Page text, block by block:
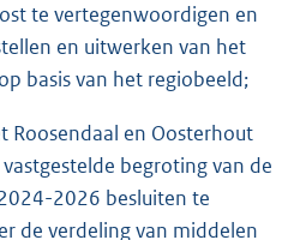
te vertegenwoordigen en
en uitwerken van het
basis van het regiobeeld;
Roosendaal en Oosterhout
begroting van de
2026 besluiten te
de verdeling van middelen